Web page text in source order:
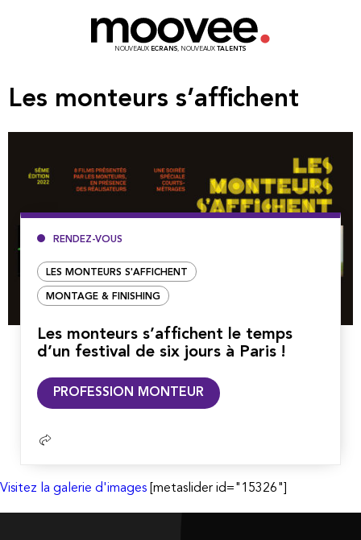
NOUVEAUX ECRANS, NOUVEAUX TALENTS
Les monteurs s’affichent
RENDEZ-VOUS
LES MONTEURS S'AFFICHENT
MONTAGE & FINISHING
Les monteurs s’affichent le temps
d’un festival de six jours à Paris !
PROFESSION MONTEUR
Visitez la galerie d'images [metaslider id="15326"]